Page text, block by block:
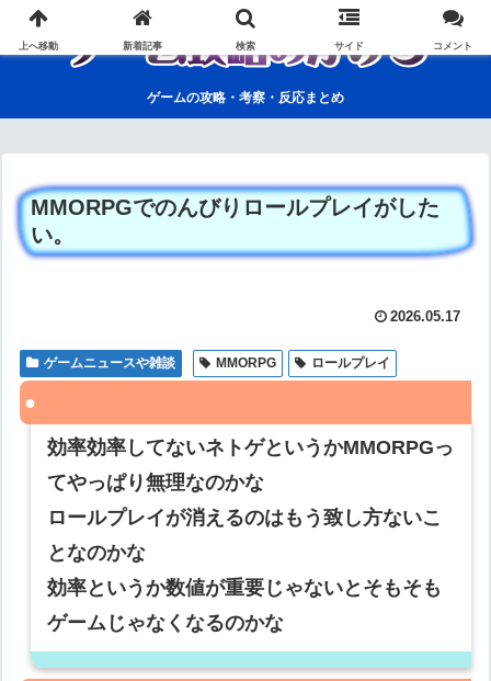
ゲームの攻略・考察・反応まとめ
MMORPGでのんびりロールプレイがした
い。
2026.05.17
ゲームニュースや雑談 MMORPG ロールプレイ
効率効率してないネトゲというかMMORPGっ
てやっぱり無理なのかな
ロールプレイが消えるのはもう致し方ないこ
となのかな
効率というか数値が重要じゃないとそもそも
ゲームじゃなくなるのかな
上へ移動 新着記事 検索 サイド コメント